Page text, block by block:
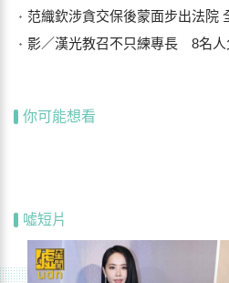
范織欽涉貪交保後蒙面步出法院 全
影／漢光教召不只練專長 8名人
你可能想看
噓短片